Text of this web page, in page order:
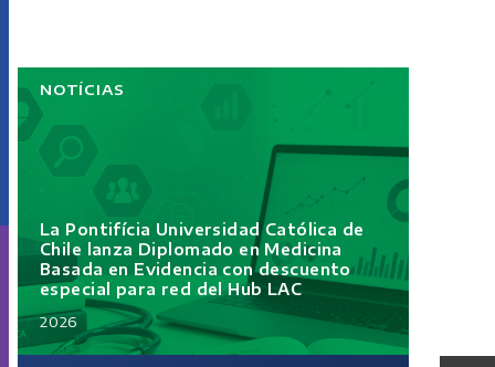
NOTÍCIAS
La Pontifícia Universidad Católica de
Chile lanza Diplomado en Medicina
Basada en Evidencia con descuento
especial para red del Hub LAC
2026